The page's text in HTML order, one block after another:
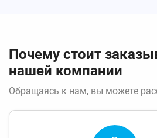
Почему стоит
нашей компании
Обращаясь к нам, вы можете